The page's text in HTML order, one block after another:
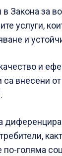
Закона за
услуги,
и
и
внесени
по-голяма